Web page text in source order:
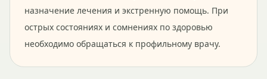
назначение лечения и экстренную помощь. При
острых состояниях и сомнениях по здоровью
необходимо обращаться к профильному врачу.